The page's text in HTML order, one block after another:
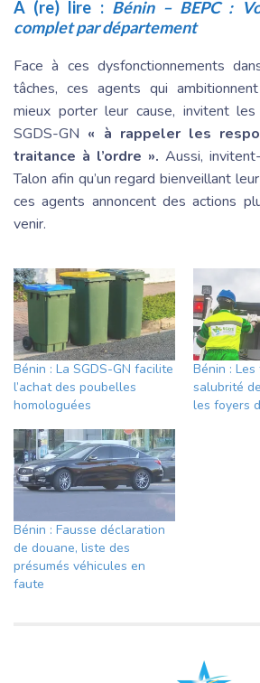
A (re) lire : Bénin – BEPC :
complet par département
Face à ces dysfonctionnements
tâches, ces agents qui
mieux porter leur cause, invitent
SGDS-GN « à rappeler les
traitance à l’ordre ». Aussi,
Talon afin qu’un regard bienveillant
ces agents annoncent des actions
venir.
Bénin : La SGDS-GN facilite
l’achat des poubelles
homologuées
Bénin :
salubrité
les foyers
Bénin : Fausse déclaration
de douane, liste des
présumés véhicules en
faute